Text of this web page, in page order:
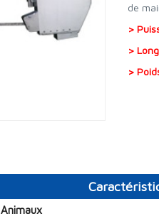
de
>
>
>
Animaux